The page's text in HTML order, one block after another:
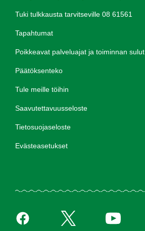
Tuki tulkkausta tarvitseville 08 61561
Tapahtumat
Poikkeavat palveluajat ja toiminnan sulut
Päätöksenteko
Tule meille töihin
Saavutettavuusseloste
Tietosuojaseloste
Evästeasetukset